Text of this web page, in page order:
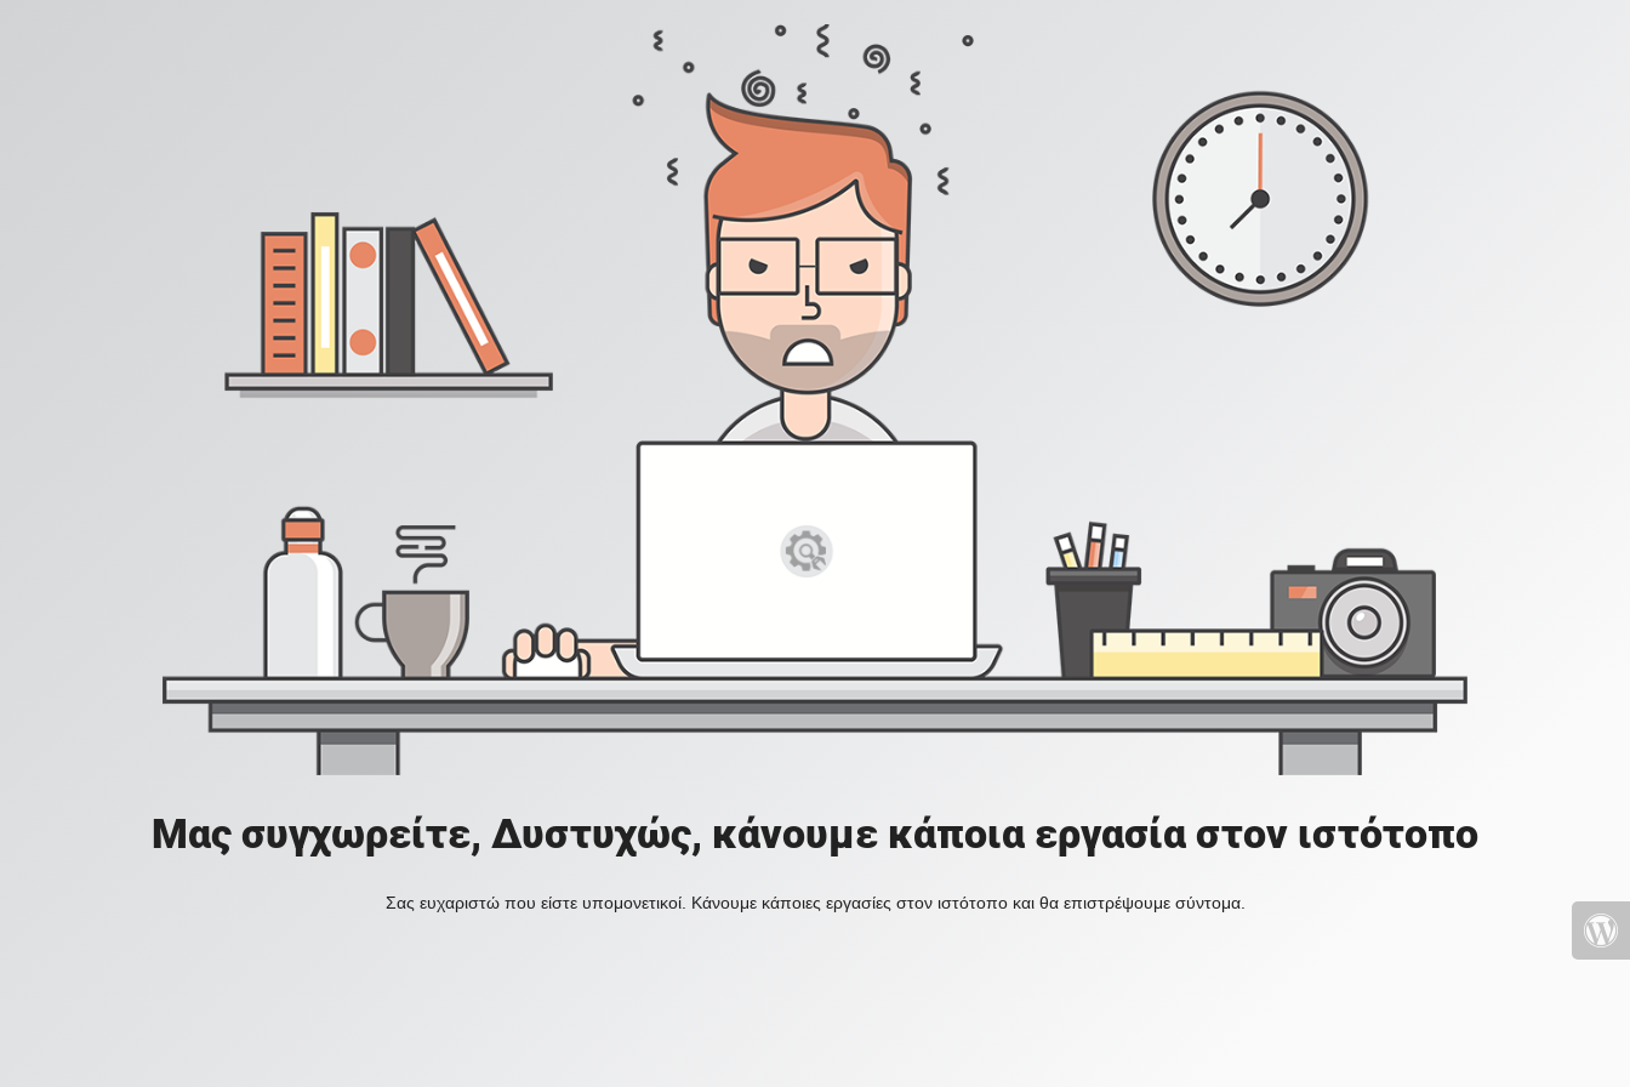
Μας συγχωρείτε, Δυστυχώς, κάνουμε κάποια εργασία στον ιστότοπο
Σας ευχαριστώ που είστε υπομονετικοί. Κάνουμε κάποιες εργασίες στον ιστότοπο και θα επιστρέψουμε σύντομα.